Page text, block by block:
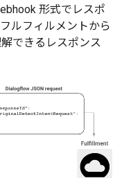
形式でレスポ
ルフィルメントから
できるレスポンス